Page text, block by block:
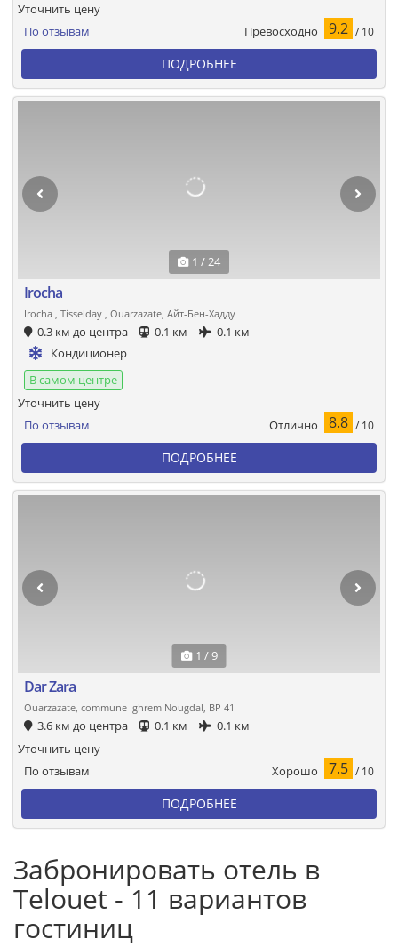
По отзывам Превосходно 9.2 / 10
Уточнить цену
ПОДРОБНЕЕ
1 / 24
Irocha
Irocha , Tisselday , Ouarzazate, Айт-Бен-Хадду
0.3 км до центра 0.1 км
0.1 км
Кондиционер
В самом центре
По отзывам Отлично 8.8 / 10
Уточнить цену
ПОДРОБНЕЕ
1 / 9
Dar Zara
Ouarzazate, commune Ighrem Nougdal, BP 41
3.6 км до центра 0.1 км 0.1 км
По отзывам Хорошо 7.5 / 10
Уточнить цену
ПОДРОБНЕЕ
Забронировать отель в
Telouet - 11 вариантов
гостиниц